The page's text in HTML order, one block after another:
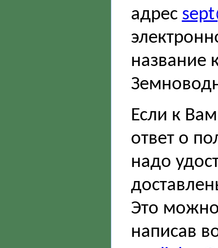
адрес
название
Если к
ответ о
надо
Это
написав